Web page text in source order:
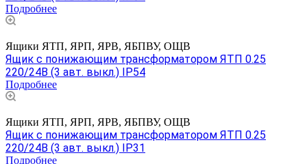
Подробнее
Ящики ЯТП, ЯРП, ЯРВ, ЯБПВУ, ОЩВ
Ящик с понижающим трансформатором ЯТП 0.25
220/24В (3 авт. выкл.) IP54
Подробнее
Ящики ЯТП, ЯРП, ЯРВ, ЯБПВУ, ОЩВ
Ящик с понижающим трансформатором ЯТП 0.25
220/24В (3 авт. выкл.) IP31
Подробнее